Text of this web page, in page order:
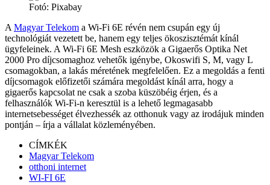
Fotó: Pixabay
A Magyar Telekom a Wi-Fi 6E révén nem csupán egy új
technológiát vezetett be, hanem egy teljes ökoszisztémát kínál
ügyfeleinek. A Wi-Fi 6E Mesh eszközök a Gigaerős Optika Net
2000 Pro díjcsomaghoz vehetők igénybe, Okoswifi S, M, vagy L
csomagokban, a lakás méretének megfelelően. Ez a megoldás a fenti
díjcsomagok előfizetői számára megoldást kínál arra, hogy a
gigaerős kapcsolat ne csak a szoba küszöbéig érjen, és a
felhasználók Wi-Fi-n keresztül is a lehető legmagasabb
internetsebességet élvezhessék az otthonuk vagy az irodájuk minden
pontján – írja a vállalat közleményében.
CÍMKÉK
Magyar Telekom
otthoni internet
WI-FI 6E